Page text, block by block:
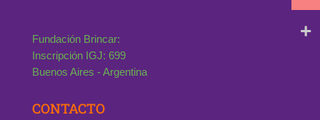
Fundación Brincar:
Inscripción IGJ: 699
Buenos Aires - Argentina
CONTACTO